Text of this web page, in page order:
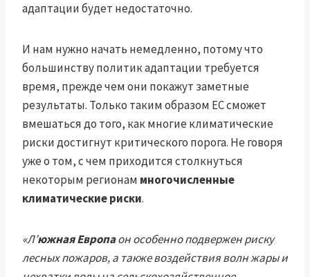
адаптации будет недостаточно.
И нам нужно начать немедленно, потому что
большинству политик адаптации требуется
время, прежде чем они покажут заметные
результаты. Только таким образом ЕС сможет
вмешаться до того, как многие климатические
риски достигнут критического порога. Не говоря
уже о том, с чем приходится столкнуться
некоторым регионам многочисленные
климатические риски.
«Л’южная Европаон особенно подвержен риску
лесных пожаров, а также воздействия волн жары и